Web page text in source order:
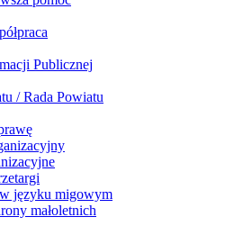
Publicznej
/ Rada Powiatu
języku migowym
małoletnich